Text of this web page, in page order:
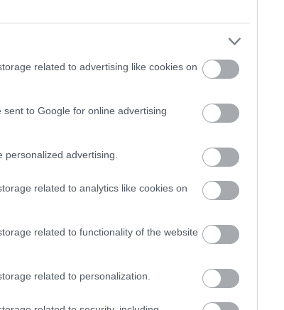
related to advertising like cookies on
to Google for online advertising
advertising.
related to analytics like cookies on
related to functionality of the website
related to personalization.
Régi és kortárs olasz
szerzőket és recenziókat
Gradiva - International
York - Roma)
Az iskolai
folyóirat.
A világ italianisztikai
Számos információt kínál a
tanszékek folyóiratairól,
publikációiról, ösztöndíjairól
Régi és ritka történelmi
érdekes és könnyen
Irodalmi és egyéb témákat
A rangos olasz folyóirat